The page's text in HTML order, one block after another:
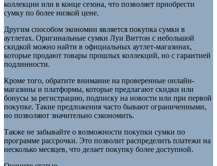
коллекции или в конце сезона, что позволяет приобрести
сумку по более низкой цене.
Другим способом экономии является покупка сумки в
аутлетах. Оригинальные сумки Луи Виттон с небольшой
скидкой можно найти в официальных аутлет-магазинах,
которые продают товары прошлых коллекций, но с гарантией
подлинности.
Кроме того, обратите внимание на проверенные онлайн-
магазины и платформы, которые предлагают скидки или
бонусы за регистрацию, подписку на новости или при первой
покупке. Такие предложения часто бывают ограниченными,
но позволяют значительно сэкономить.
Также не забывайте о возможности покупки сумки по
программе рассрочки. Это позволит распределить платежи на
несколько месяцев, что делает покупку более доступной.